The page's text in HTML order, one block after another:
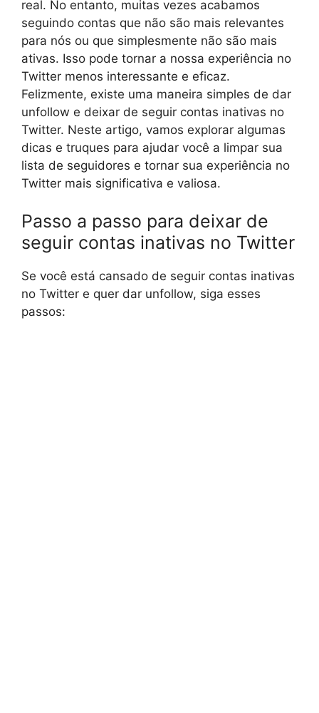
real. No entanto, muitas vezes acabamos
seguindo contas que não são mais relevantes
para nós ou que simplesmente não são mais
ativas. Isso pode tornar a nossa experiência no
Twitter menos interessante e eficaz.
Felizmente, existe uma maneira simples de dar
unfollow e deixar de seguir contas inativas no
Twitter. Neste artigo, vamos explorar algumas
dicas e truques para ajudar você a limpar sua
lista de seguidores e tornar sua experiência no
Twitter mais significativa e valiosa.
Passo a passo para deixar de
seguir contas inativas no Twitter
Se você está cansado de seguir contas inativas
no Twitter e quer dar unfollow, siga esses
passos: